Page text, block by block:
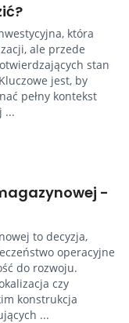
która
ale przede
stan
jest, by
pełny kontekst
...
-
to decyzja,
operacyjne
do rozwoju.
czy
konstrukcja
...